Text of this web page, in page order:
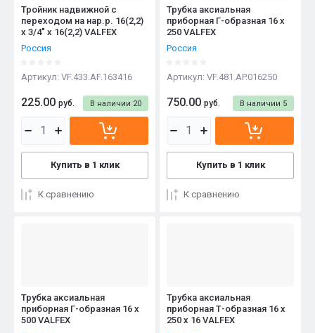
Тройник надвижной с
переходом на нар.р. 16(2,2)
х 3/4" х 16(2,2) VALFEX
Россия
Артикул: VF.433.AF.163416
В наличии 20
225.00 руб.
Купить в 1 клик
К сравнению
Трубка аксиальная
приборная Г-образная 16 х
250 VALFEX
Россия
Артикул: VF.481.AP.016250
В наличии 5
750.00 руб.
Купить в 1 клик
К сравнению
Трубка аксиальная
приборная Г-образная 16 х
500 VALFEX
Трубка аксиальная
приборная Т-образная 16 х
250 х 16 VALFEX